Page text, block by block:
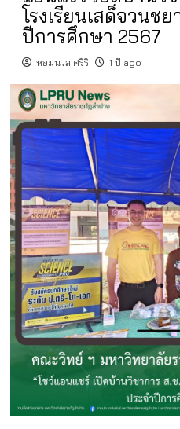
โรงเรียนเสด็จวนช
ปีการศึกษา 2567
หอมนวล ศรีริ 1 ปี ago